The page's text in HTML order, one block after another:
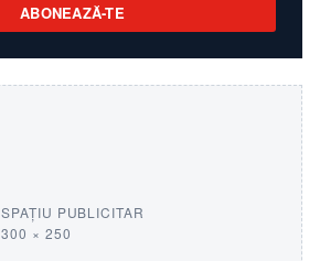
ABONEAZĂ-TE
SPAȚIU PUBLICITAR
300 × 250